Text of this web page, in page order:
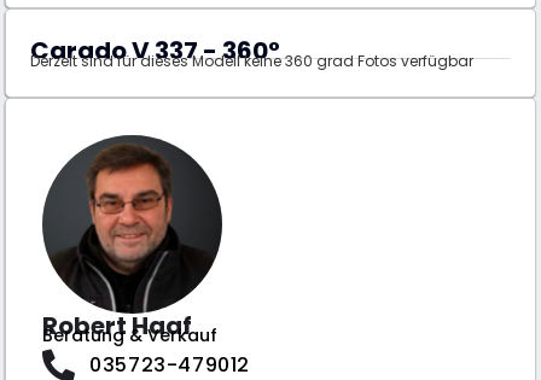
Carado V 337 - 360°
Derzeit sind für dieses Modell keine 360 grad Fotos verfügbar
Robert Haaf
Beratung & Verkauf
035723-479012